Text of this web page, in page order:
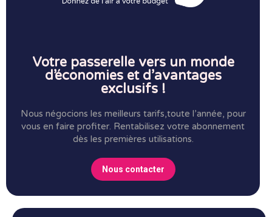
Votre passerelle vers un monde
d’économies et d’avantages
exclusifs !
Nous négocions les meilleurs tarifs,toute l’année, pour
vous en faire profiter. Rentabilisez votre abonnement
dès les premières utilisations.
Nous contacter